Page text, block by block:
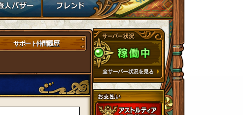
サポート仲間履歴